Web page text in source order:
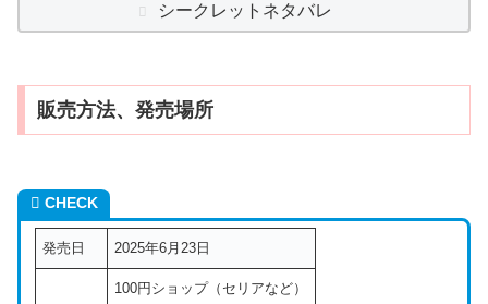
シークレットネタバレ
販売方法、発売場所
CHECK
発売日 2025年6月23日
100円ショップ（セリアなど）